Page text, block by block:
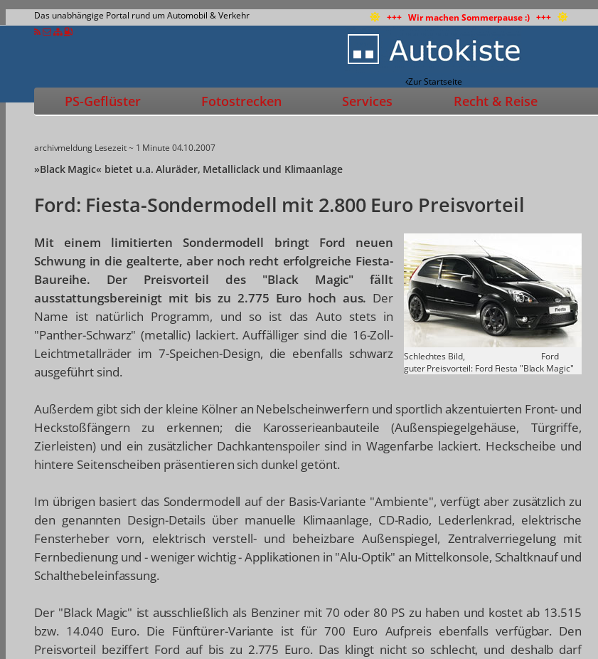
Das unabhängige Portal rund um Automobil & Verkehr +++ Wir machen Sommerpause :) +++
Zur Startseite
PS-Geflüster Fotostrecken Services Recht & Reise
archivmeldung Lesezeit ~ 1 Minute 04.10.2007
»Black Magic« bietet u.a. Aluräder, Metalliclack und Klimaanlage
Ford: Fiesta-Sondermodell mit 2.800 Euro Preisvorteil
Schlechtes Bild,
Ford
guter Preisvorteil: Ford Fiesta "Black Magic"
Mit einem limitierten Sondermodell bringt Ford neuen
Schwung in die gealterte, aber noch recht erfolgreiche Fiesta-
Baureihe. Der Preisvorteil des "Black Magic" fällt
ausstattungsbereinigt mit bis zu 2.775 Euro hoch aus. Der
Name ist natürlich Programm, und so ist das Auto stets in
"Panther-Schwarz" (metallic) lackiert. Auffälliger sind die 16-Zoll-
Leichtmetallräder im 7-Speichen-Design, die ebenfalls schwarz
ausgeführt sind.
Außerdem gibt sich der kleine Kölner an Nebelscheinwerfern und sportlich akzentuierten Front- und
Heckstoßfängern zu erkennen; die Karosserieanbauteile (Außenspiegelgehäuse, Türgriffe,
Zierleisten) und ein zusätzlicher Dachkantenspoiler sind in Wagenfarbe lackiert. Heckscheibe und
hintere Seitenscheiben präsentieren sich dunkel getönt.
Im übrigen basiert das Sondermodell auf der Basis-Variante "Ambiente", verfügt aber zusätzlich zu
den genannten Design-Details über manuelle Klimaanlage, CD-Radio, Lederlenkrad, elektrische
Fensterheber vorn, elektrisch verstell- und beheizbare Außenspiegel, Zentralverriegelung mit
Fernbedienung und - weniger wichtig - Applikationen in "Alu-Optik" an Mittelkonsole, Schaltknauf und
Schalthebeleinfassung.
Der "Black Magic" ist ausschließlich als Benziner mit 70 oder 80 PS zu haben und kostet ab 13.515
bzw. 14.040 Euro. Die Fünftürer-Variante ist für 700 Euro Aufpreis ebenfalls verfügbar. Den
Preisvorteil beziffert Ford auf bis zu 2.775 Euro. Das klingt nicht so schlecht, und deshalb darf